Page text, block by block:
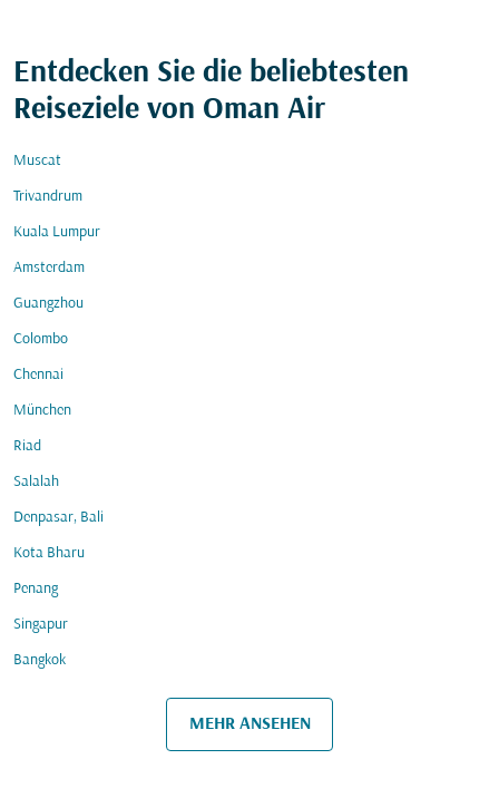
Entdecken Sie die beliebtesten
Reiseziele von Oman Air
Muscat
Trivandrum
Kuala Lumpur
Amsterdam
Guangzhou
Colombo
Chennai
München
Riad
Salalah
Denpasar, Bali
Kota Bharu
Penang
Singapur
Bangkok
MEHR ANSEHEN